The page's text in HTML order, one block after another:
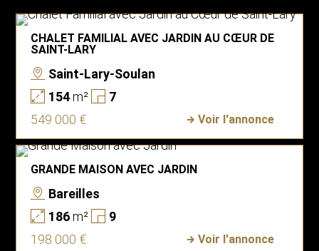
CHALET FAMILIAL AVEC JARDIN AU CŒUR DE
SAINT-LARY
Saint-Lary-Soulan
154m²
7
549 000 €
Voir l'annonce
GRANDE MAISON AVEC JARDIN
Bareilles
186m²
9
198 000 €
Voir l'annonce